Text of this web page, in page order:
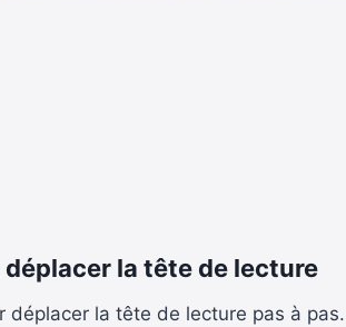
la tête de lecture
déplacer la tête de lecture pas à pas.